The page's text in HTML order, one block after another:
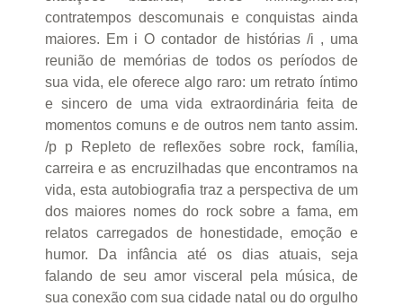
contratempos descomunais e conquistas ainda
maiores. Em i O contador de histórias /i , uma
reunião de memórias de todos os períodos de
sua vida, ele oferece algo raro: um retrato íntimo
e sincero de uma vida extraordinária feita de
momentos comuns e de outros nem tanto assim.
/p p Repleto de reflexões sobre rock, família,
carreira e as encruzilhadas que encontramos na
vida, esta autobiografia traz a perspectiva de um
dos maiores nomes do rock sobre a fama, em
relatos carregados de honestidade, emoção e
humor. Da infância até os dias atuais, seja
falando de seu amor visceral pela música, de
sua conexão com sua cidade natal ou do orgulho